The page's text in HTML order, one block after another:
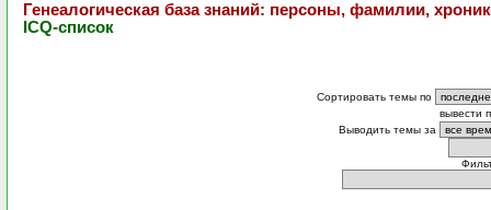
Генеалогическая база знаний: персоны, фамилии,
ICQ-список
Сортировать темы по
вывести
Выводить темы за